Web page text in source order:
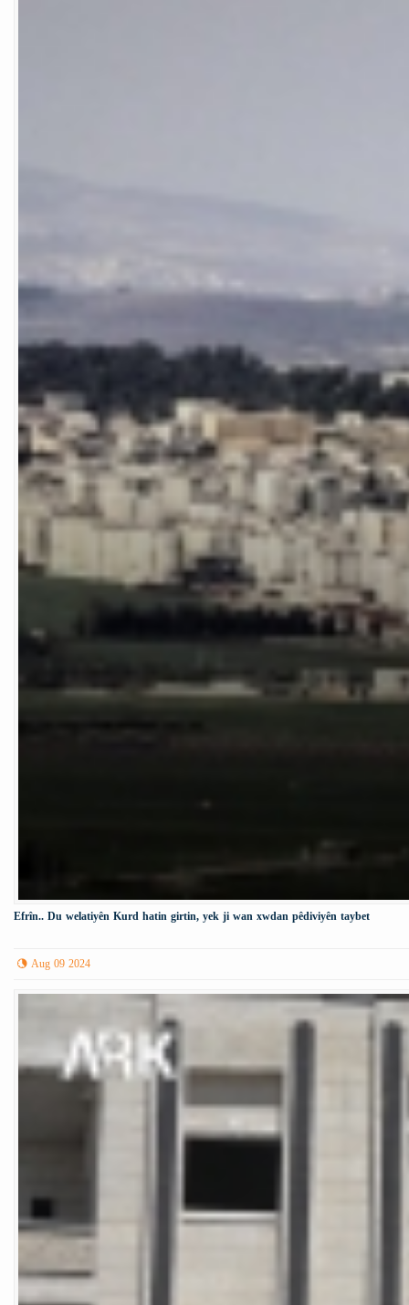
Efrîn.. Du welatiyên Kurd hatin girtin, yek ji wan xwdan pêdiviyên taybet
Aug 09 2024